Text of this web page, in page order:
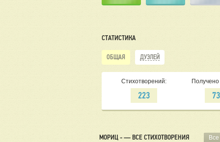
СТАТИСТИКА
ОБЩАЯ ДУЭЛЕЙ
Стихотворений:
223
МОРИЦ - — ВСЕ СТИХОТВОРЕНИЯ